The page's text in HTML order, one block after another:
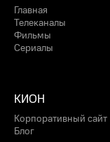
Главная
Телеканалы
Фильмы
Сериалы
КИОН
Корпоративный сайт
Блог